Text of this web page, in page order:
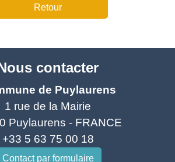
Retour
contacter
de Puylaurens
1 rue de la Mairie
Puylaurens - FRANCE
+33 5 63 75 00 18
Contact par formulaire